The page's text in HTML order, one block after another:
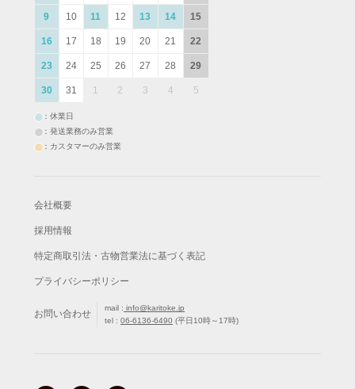
9 10 11 12 13 14 15
16 17 18 19 20 21 22
23 24 25 26 27 28 29
30 31 1 2 3 4 5
：休業日
：発送業務のみ営業
：カスタマーのみ営業
会社概要
採用情報
特定商取引法・古物営業法に基づく表記
プライバシーポリシー
お問い合わせ
mail : info@karitoke.jp
tel : 06-6136-6490 (平日10時～17時)